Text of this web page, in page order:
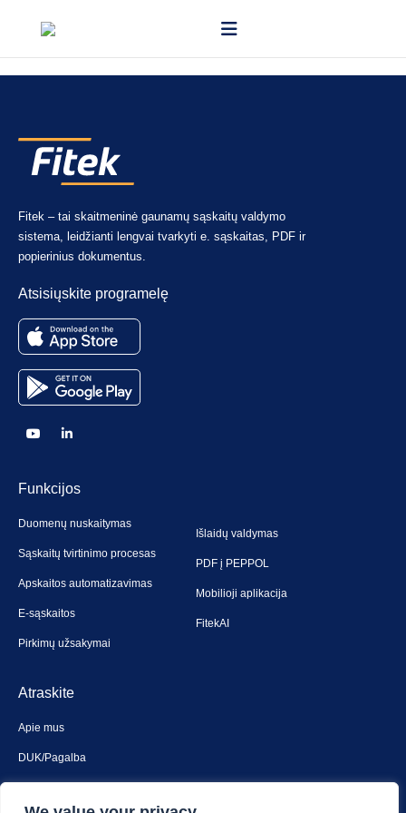
Taip. Galite kurti taisykles pagal tiekėją, bendrą sumą, eilutės
Fitek – tai skaitmeninė gaunamų sąskaitų valdymo
sistema, leidžianti lengvai tvarkyti e. sąskaitas, PDF ir
popierinius dokumentus.
Atsisiųskite programelę
Funkcijos
Duomenų nuskaitymas
Sąskaitų tvirtinimo procesas
Apskaitos automatizavimas
E-sąskaitos
Pirkimų užsakymai
Išlaidų valdymas
PDF į PEPPOL
Mobilioji aplikacija
FitekAI
Atraskite
Apie mus
DUK/Pagalba